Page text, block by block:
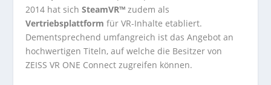
2014 hat sich SteamVR™ zudem als
Vertriebsplattform für VR-Inhalte etabliert.
Dementsprechend umfangreich ist das Angebot an
hochwertigen Titeln, auf welche die Besitzer von
ZEISS VR ONE Connect zugreifen können.